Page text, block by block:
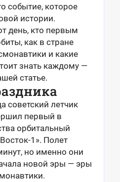
событие, которое
истории.
день, кто первым
как в стране
и какие
знать каждому —
статье.
советский летчик
первый в
орбитальный
1». Полет
но именно они
новой эры — эры